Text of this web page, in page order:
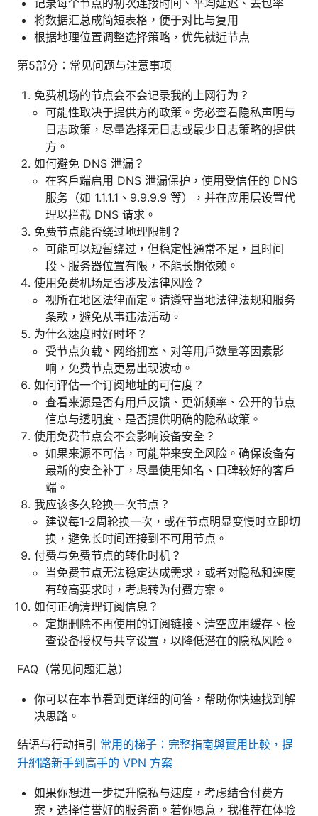
将数据汇总成简短表格，便于对比与复用
根据地理位置调整选择策略，优先就近节点
第5部分：常见问题与注意事项
免费机场的节点会不会记录我的上网行为？
可能性取决于提供方的政策。务必查看隐私声明与
日志政策，尽量选择无日志或最少日志策略的提供
方。
如何避免 DNS 泄漏？
在客户端启用 DNS 泄漏保护，使用受信任的 DNS
服务（如 1.1.1.1、9.9.9.9 等），并在应用层设置代
理以拦截 DNS 请求。
免费节点能否绕过地理限制？
可能可以短暂绕过，但稳定性通常不足，且时间
段、服务器位置有限，不能长期依赖。
使用免费机场是否涉及法律风险？
视所在地区法律而定。请遵守当地法律法规和服务
条款，避免从事违法活动。
为什么速度时好时坏？
受节点负载、网络拥塞、对等用户数量等因素影
响，免费节点更易出现波动。
如何评估一个订阅地址的可信度？
查看来源是否有用户反馈、更新频率、公开的节点
信息与透明度、是否提供明确的隐私政策。
使用免费节点会不会影响设备安全？
如果来源不可信，可能带来安全风险。确保设备有
最新的安全补丁，尽量使用知名、口碑较好的客户
端。
我应该多久轮换一次节点？
建议每1-2周轮换一次，或在节点明显变慢时立即切
换，避免长时间连接到不可用节点。
付费与免费节点的转化时机？
当免费节点无法稳定达成需求，或者对隐私和速度
有较高要求时，考虑转为付费方案。
如何正确清理订阅信息？
定期删除不再使用的订阅链接、清空应用缓存、检
查设备授权与共享设置，以降低潜在的隐私风险。
FAQ（常见问题汇总）
你可以在本节看到更详细的问答，帮助你快速找到解
决思路。
结语与行动指引 常用的梯子：完整指南與實用比較，提
升網路新手到高手的 VPN 方案
如果你想进一步提升隐私与速度，考虑结合付费方
案，选择信誉好的服务商。若你愿意，我推荐在体验